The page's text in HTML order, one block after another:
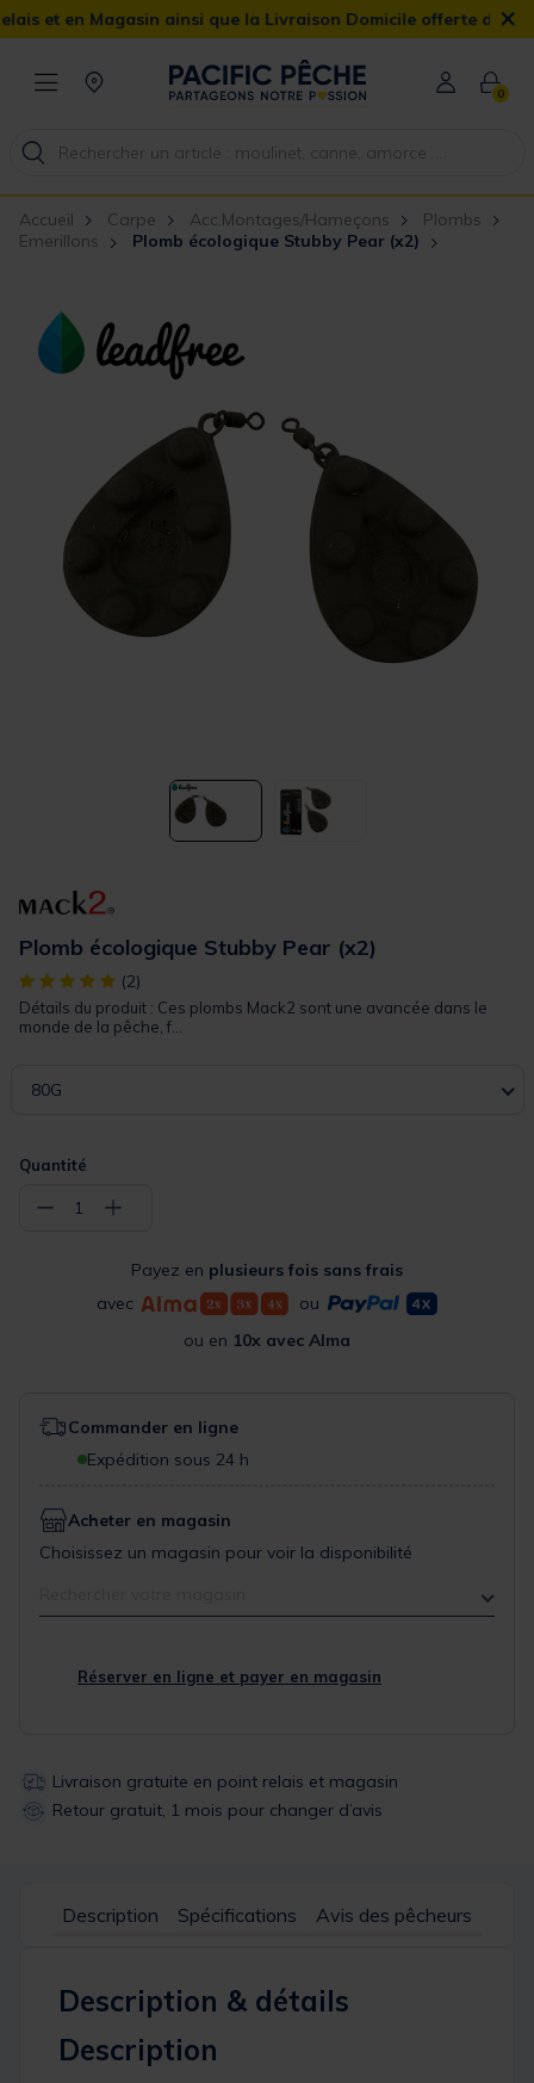
ainsi que la Livraison Domicile offerte dès 90€ ×
0
Accueil Carpe Acc.Montages/Hameçons
Plombs
Emerillons
Plomb écologique Stubby Pear (x2)
Plomb écologique Stubby Pear (x2)
[object Object] out of 5 Customer Rating
(2)
Détails du produit : Ces plombs Mack2 sont une avancée dans le
monde de la pêche, f...
80G
Quantité
− 1 +
Payez en plusieurs fois sans frais
avec
ou
ou en 10x avec Alma
Commander en ligne
Expédition sous 24 h
Acheter en magasin
Choisissez un magasin pour voir la disponibilité
Réserver en ligne et payer en magasin
Livraison gratuite en point relais et magasin
Retour gratuit, 1 mois pour changer d’avis
Description Spécifications Avis des pêcheurs
Description & détails
Description